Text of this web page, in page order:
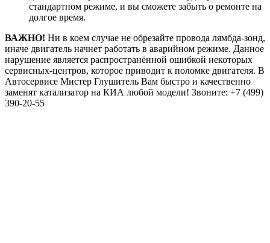
стандартном режиме, и вы сможете забыть о ремонте на
долгое время.
ВАЖНО! Ни в коем случае не обрезайте провода лямбда-зонд,
иначе двигатель начнет работать в аварийном режиме. Данное
нарушение является распространённой ошибкой некоторых
сервисных-центров, которое приводит к поломке двигателя. В
Автосервисе Мистер Глушитель Вам быстро и качественно
заменят катализатор на КИА любой модели! Звоните: +7 (499)
390-20-55